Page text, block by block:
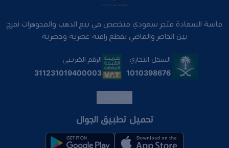
ماسة السعادة متجر سعودي متخصص في بيع الذهب والمجوهرات نمزج
بين الحاضر والماضي بقطع راقيه عصرية وحصرية
السجل التجاري
1010398676
الرقم الضريبي
311231019400003
تحميل تطبيق الجوال